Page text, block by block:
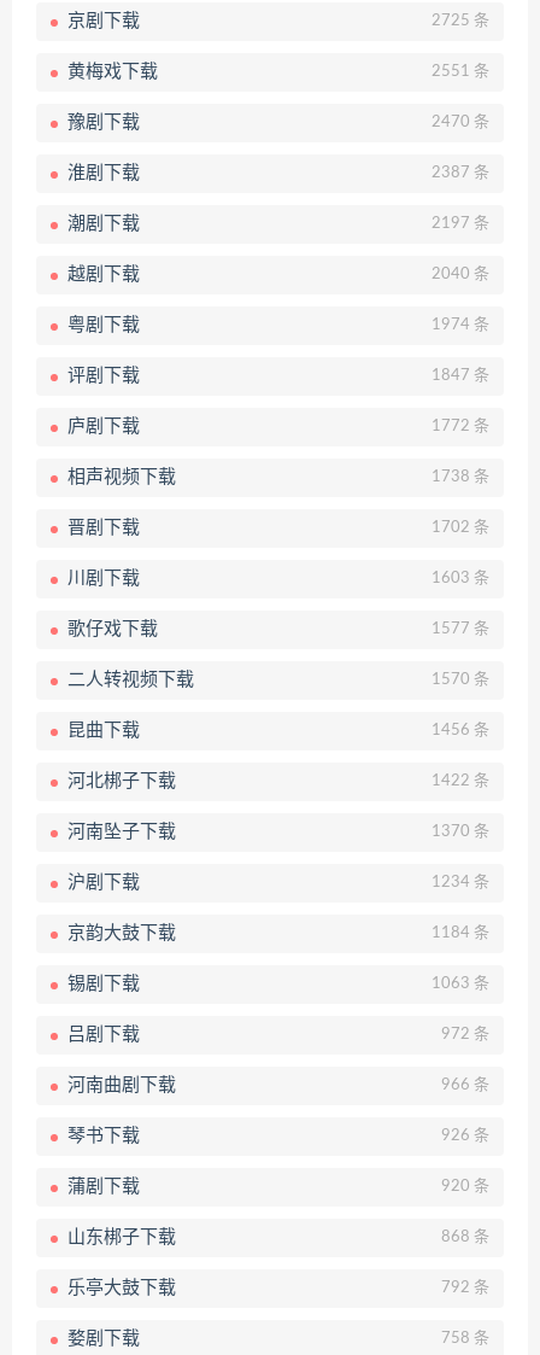
京剧下载 2725 条
黄梅戏下载 2551 条
豫剧下载 2470 条
淮剧下载 2387 条
潮剧下载 2197 条
越剧下载 2040 条
粤剧下载 1974 条
评剧下载 1847 条
庐剧下载 1772 条
相声视频下载 1738 条
晋剧下载 1702 条
川剧下载 1603 条
歌仔戏下载 1577 条
二人转视频下载 1570 条
昆曲下载 1456 条
河北梆子下载 1422 条
河南坠子下载 1370 条
沪剧下载 1234 条
京韵大鼓下载 1184 条
锡剧下载 1063 条
吕剧下载 972 条
河南曲剧下载 966 条
琴书下载 926 条
蒲剧下载 920 条
山东梆子下载 868 条
乐亭大鼓下载 792 条
婺剧下载 758 条